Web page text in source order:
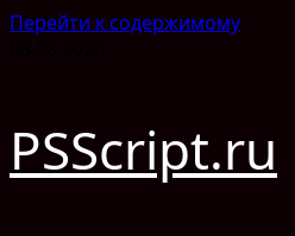
Перейти к содержимому
PSScript.ru